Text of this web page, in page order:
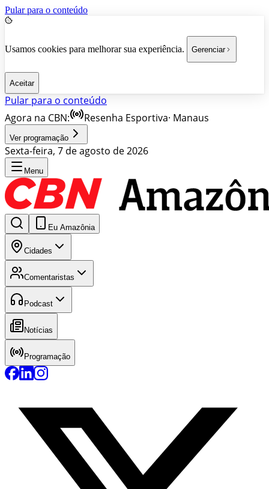
Pular para o conteúdo
Usamos cookies para melhorar sua experiência. Gerenciar
Aceitar
Pular para o conteúdo
Agora na CBN:
Resenha Esportiva· Manaus
Ver programação
Sexta-feira, 7 de agosto de 2026
Menu
Eu Amazônia
Cidades
Comentaristas
Podcast
Notícias
Programação